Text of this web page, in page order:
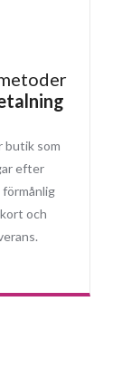
butik som
efter
och